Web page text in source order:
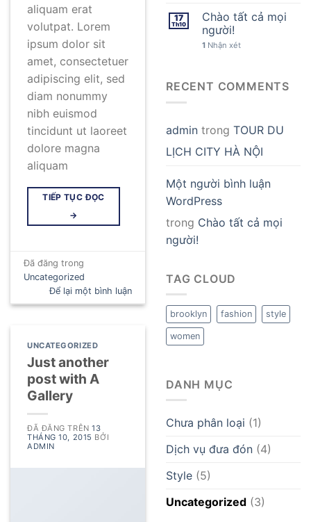
aliquam erat
volutpat. Lorem
ipsum dolor sit
amet, consectetuer
adipiscing elit, sed
diam nonummy
nibh euismod
tincidunt ut laoreet
dolore magna
aliquam
TIẾP TỤC ĐỌC
→
Đã đăng trong
Uncategorized
Để lại một bình luận
UNCATEGORIZED
Just another
post with A
Gallery
ĐÃ ĐĂNG TRÊN13
THÁNG 10, 2015 BỞI
ADMIN
17
Th10
Chào tất cả mọi
người!
1 Nhận xét
RECENT COMMENTS
admin trong TOUR DU
LỊCH CITY HÀ NỘI
Một người bình luận
WordPress
trong Chào tất cả mọi
người!
TAG CLOUD
brooklyn fashion style
women
DANH MỤC
Chưa phân loại (1)
Dịch vụ đưa đón (4)
Style (5)
Uncategorized (3)